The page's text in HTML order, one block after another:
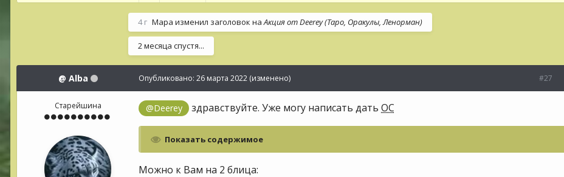
4 г Мара изменил заголовок на Акция от Deerey (Таро, Оракулы, Ленорман)
2 месяца спустя...
@ Alba
Старейшина
#27
Опубликовано: 26 марта 2022 (изменено)
@Deerey здравствуйте. Уже могу написать датьОС
Показать содержимое
Можно к Вам на 2 блица: